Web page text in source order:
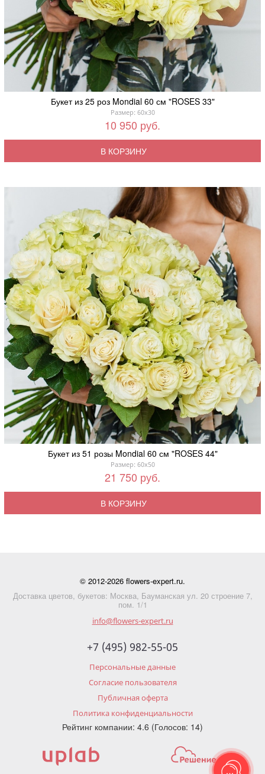
Букет из 25 роз Mondial 60 см "ROSES 33"
Размер: 60x30
10 950 руб.
В КОРЗИНУ
Букет из 51 розы Mondial 60 см "ROSES 44"
Размер: 60x50
21 750 руб.
В КОРЗИНУ
© 2012-2026 flowers-expert.ru.
Доставка цветов, букетов: Москва, Бауманская ул. 20 строение 7,
пом. 1/1
info@flowers-expert.ru
+7 (495) 982-55-05
Персональные данные
Согласие пользователя
Публичная оферта
Политика конфиденциальности
Рейтинг компании: 4.6 (Голосов: 14)